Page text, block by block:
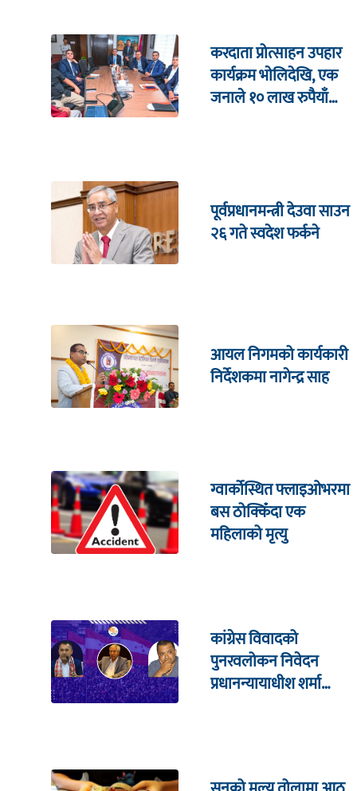
करदाता प्रोत्साहन उपहार
कार्यक्रम भाेलिदेखि, एक
जनाले १० लाख रुपैयाँ
पूर्वप्रधानमन्त्री देउवा साउन
२६ गते स्वदेश फर्कने
आयल निगमको कार्यकारी
निर्देशकमा नागेन्द्र साह
ग्वार्कोस्थित फ्लाइओभरमा
बस ठोक्किँदा एक
महिलाको मृत्यु
कांग्रेस विवादको
पुनरवलोकन निवेदन
प्रधानन्यायाधीश शर्मा